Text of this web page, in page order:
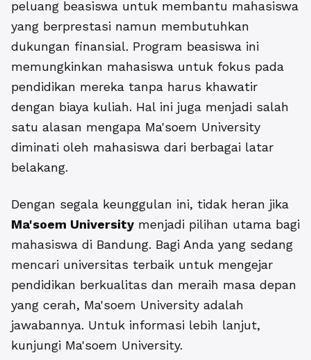
peluang beasiswa untuk membantu mahasiswa
yang berprestasi namun membutuhkan
dukungan finansial. Program beasiswa ini
memungkinkan mahasiswa untuk fokus pada
pendidikan mereka tanpa harus khawatir
dengan biaya kuliah. Hal ini juga menjadi salah
satu alasan mengapa Ma'soem University
diminati oleh mahasiswa dari berbagai latar
belakang.
Dengan segala keunggulan ini, tidak heran jika
Ma'soem University menjadi pilihan utama bagi
mahasiswa di Bandung. Bagi Anda yang sedang
mencari universitas terbaik untuk mengejar
pendidikan berkualitas dan meraih masa depan
yang cerah, Ma'soem University adalah
jawabannya. Untuk informasi lebih lanjut,
kunjungi Ma'soem University.